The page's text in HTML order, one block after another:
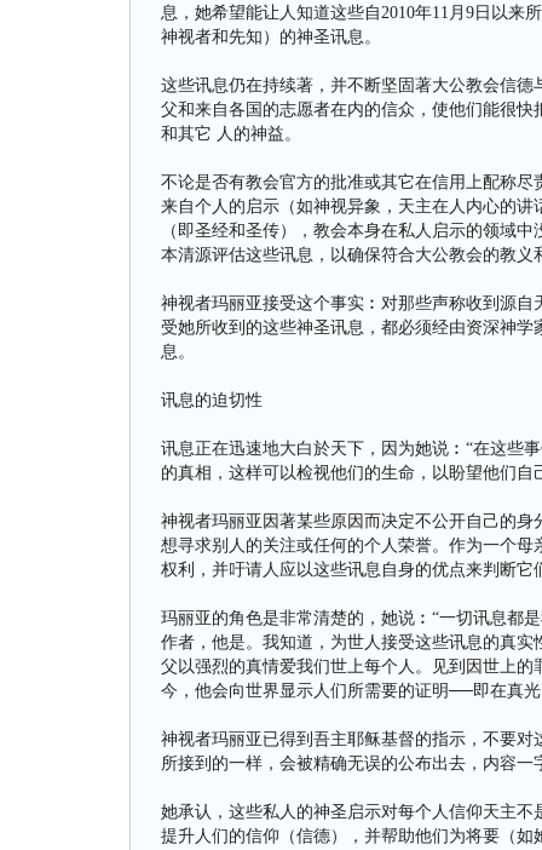
息，她希望能让人知道这些自2010年11月9日以来
神视者和先知）的神圣讯息。
这些讯息仍在持续著，并不断坚固著大公教会信
父和来自各国的志愿者在内的信众，使他们能很
和其它 人的神益。
不论是否有教会官方的批准或其它在信用上配称
来自个人的启示（如神视异象，天主在人内心的讲
（即圣经和圣传），教会本身在私人启示的领域
本清源评估这些讯息，以确保符合大公教会的教义
神视者玛丽亚接受这个事实︰对那些声称收到源
受她所收到的这些神圣讯息，都必须经由资深神
息。
讯息的迫切性
讯息正在迅速地大白於天下，因为她说︰“在这些
的真相，这样可以检视他们的生命，以盼望他们自
神视者玛丽亚因著某些原因而决定不公开自己的
想寻求别人的关注或任何的个人荣誉。作为一个
权利，并吁请人应以这些讯息自身的优点来判断它
玛丽亚的角色是非常清楚的，她说︰“一切讯息都
作者，他是。我知道，为世人接受这些讯息的真
父以强烈的真情爱我们世上每个人。见到因世上
今，他会向世界显示人们所需要的证明──即在真
神视者玛丽亚已得到吾主耶稣基督的指示，不要
所接到的一样，会被精确无误的公布出去，内容一
她承认，这些私人的神圣启示对每个人信仰天主
提升人们的信仰（信德），并帮助他们为将要（